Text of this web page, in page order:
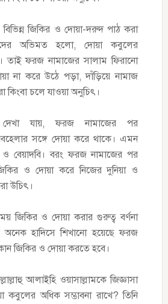
জিকির ও দোয়া-দরুদ পাঠ করা
অভিমত হলো, দোয়া কবুলের
তাই ফরজ নামাজের সালাম ফিরানো
না করে উঠে পড়া, দাঁড়িয়ে নামাজ
কিংবা চলে যাওয়া অনুচিৎ।
যায়, ফরজ নামাজের পর
সঙ্গে দোয়া করে থাকে। এমন
বেয়াদবি। বরং ফরজ নামাজের পর
ও দোয়া করে নিজের দুনিয়া ও
উচিৎ।
জিকির ও দোয়া করার গুরুত্ব বর্ণনা
হাদিসে শিখানো হয়েছে ফরজ
জিকির ও দোয়া করতে হবে।
আলাইহি ওয়াসাল্লামকে জিজ্ঞাসা
অধিক সম্ভাবনা রাখে? তিনি